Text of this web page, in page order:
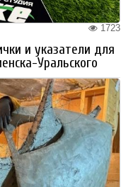
1723
и указатели для
Уральского